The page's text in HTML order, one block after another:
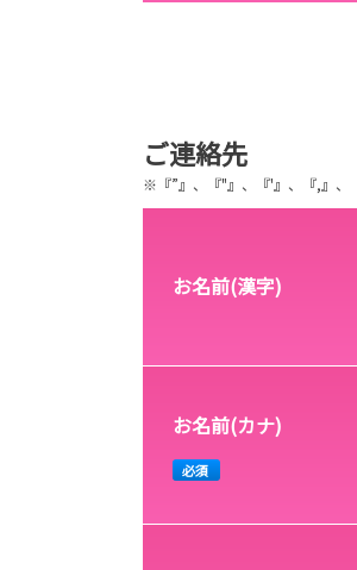
ご連絡先
※『”』、『"』、『'』、『,』、
お名前(漢字)
お名前(カナ)
必須